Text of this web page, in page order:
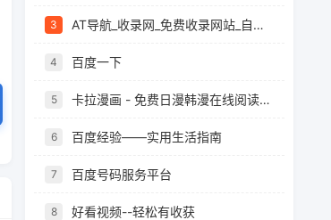
3 AT导航_收录网_免费收录网站_自动收录网_秒收录
4 百度一下
5 卡拉漫画 - 免费日漫韩漫在线阅读，最新章节快速更新
6 百度经验——实用生活指南
7 百度号码服务平台
8 好看视频--轻松有收获